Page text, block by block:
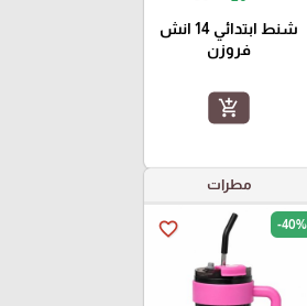
شنط ابتدائي 14 انش
فروزن
add_shopping_cart
مطرات
favorite_border -40%